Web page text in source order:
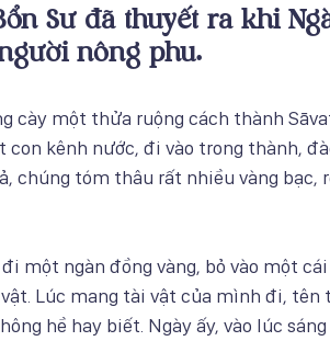
Sư đã thuyết ra khi
nông phu.
cày một thửa ruộng cách thành
kênh nước, đi vào trong thành,
chúng tóm thâu rất nhiều vàng bạc,
một ngàn đồng vàng, bỏ vào một
Lúc mang tài vật của mình đi,
hề hay biết. Ngày ấy, vào lúc